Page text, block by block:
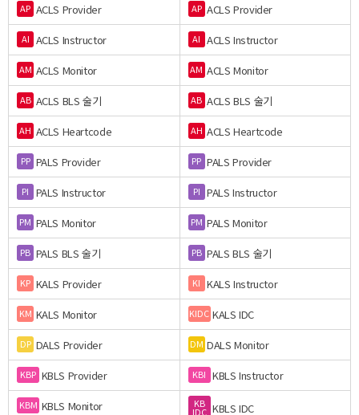
AP ACLS Provider AP ACLS Provider
AI ACLS Instructor AI ACLS Instructor
AM ACLS Monitor AM ACLS Monitor
AB ACLS BLS 술기 AB ACLS BLS 술기
AH ACLS Heartcode AH ACLS Heartcode
PP PALS Provider PP PALS Provider
PI PALS Instructor PI PALS Instructor
PM PALS Monitor PM PALS Monitor
PB PALS BLS 술기 PB PALS BLS 술기
KP KALS Provider KI KALS Instructor
KM KALS Monitor KIDC KALS IDC
DP DALS Provider DM DALS Monitor
KBP KBLS Provider KBI KBLS Instructor
KBM KBLS Monitor KB
IDC KBLS IDC